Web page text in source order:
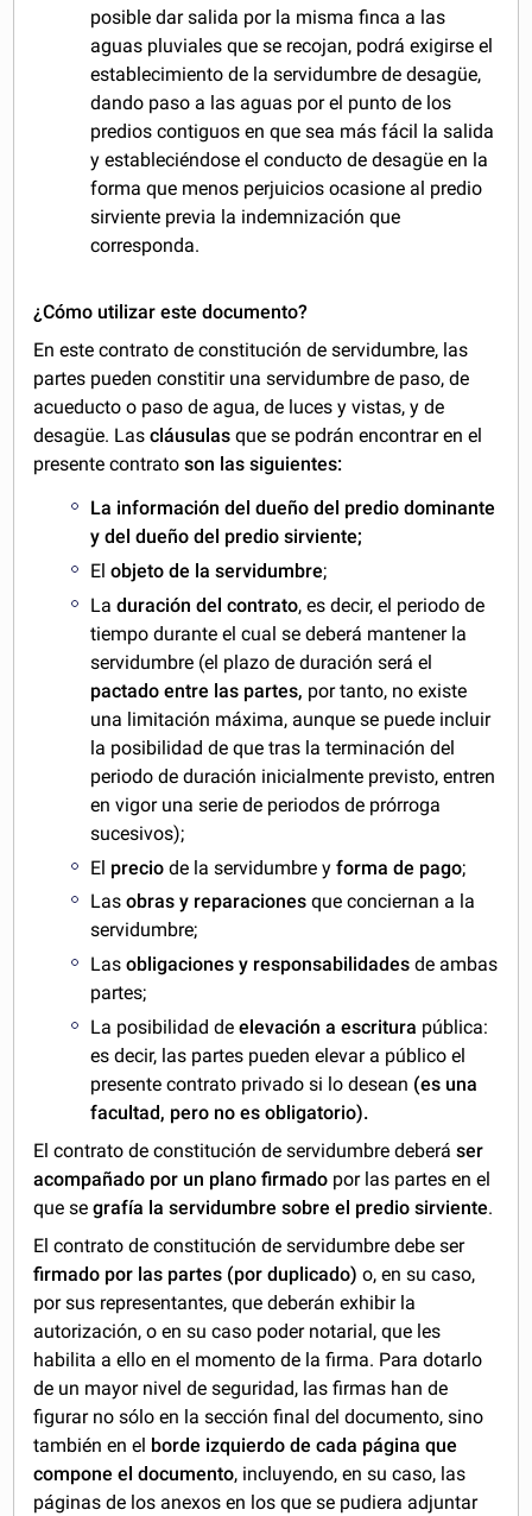
posible dar salida por la misma finca a las
aguas pluviales que se recojan, podrá exigirse el
establecimiento de la servidumbre de desagüe,
dando paso a las aguas por el punto de los
predios contiguos en que sea más fácil la salida
y estableciéndose el conducto de desagüe en la
forma que menos perjuicios ocasione al predio
sirviente previa la indemnización que
corresponda.
¿Cómo utilizar este documento?
En este contrato de constitución de servidumbre, las
partes pueden constitir una servidumbre de paso, de
acueducto o paso de agua, de luces y vistas, y de
desagüe. Lascláusulas que se podrán encontrar en el
presente contratoson las siguientes:
La información del dueño del predio dominante
y del dueño del predio sirviente;
Elobjeto de la servidumbre;
Laduración del contrato, es decir, el periodo de
tiempo durante el cual se deberá mantener la
servidumbre (el plazo de duración será el
pactado entre las partes, por tanto, no existe
una limitación máxima, aunque se puede incluir
la posibilidad de que tras la terminación del
periodo de duración inicialmente previsto, entren
en vigor una serie de periodos de prórroga
sucesivos);
El precio de la servidumbre yforma de pago;
Lasobras y reparaciones que conciernan a la
servidumbre;
Lasobligaciones y responsabilidades de ambas
partes;
La posibilidad deelevación a escritura pública:
es decir, las partes pueden elevar a público el
presente contrato privado si lo desean (es una
facultad, pero no es obligatorio).
El contrato de constitución de servidumbre deberáser
acompañado por un plano firmado por las partes en el
que segrafía la servidumbre sobre el predio sirviente.
El contrato de constitución de servidumbre debe ser
firmado por las partes (por duplicado) o, en su caso,
por sus representantes, que deberán exhibir la
autorización, o en su caso poder notarial, que les
habilita a ello en el momento de la firma. Para dotarlo
de un mayor nivel de seguridad, las firmas han de
figurar no sólo en la sección final del documento, sino
también en el borde izquierdo de cada página que
compone el documento, incluyendo, en su caso, las
páginas de los anexos en los que se pudiera adjuntar